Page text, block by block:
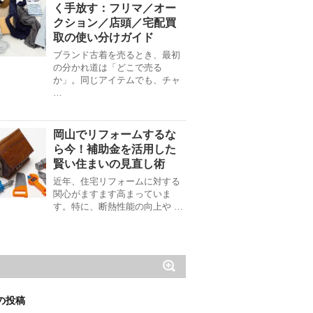
く手放す：フリマ／オー
クション／店頭／宅配買
取の使い分けガイド
ブランド古着を売るとき、最初
の分かれ道は「どこで売る
か」。同じアイテムでも、チャ
…
岡山でリフォームするな
ら今！補助金を活用した
賢い住まいの見直し術
近年、住宅リフォームに対する
関心がますます高まっていま
す。特に、断熱性能の向上や …
投稿